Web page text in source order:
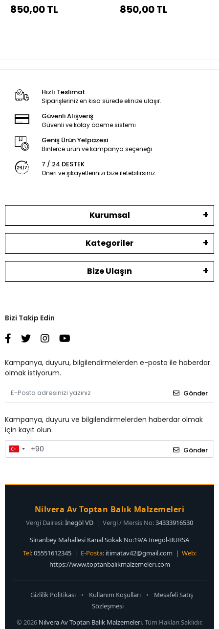
850,00 TL
Beyaz
850,00 TL
Hızlı Teslimat
Siparişleriniz en kısa sürede elinize ulaşır.
Güvenli Alışveriş
Güvenli ve kolay ödeme sistemi
Geniş Ürün Yelpazesi
Binlerce ürün ve kampanya seçeneği
7 / 24 DESTEK
Öneri ve şikayetlerinizi bize iletebilirsiniz.
Kurumsal
Kategoriler
Bize Ulaşın
Bizi Takip Edin
Kampanya, duyuru, bilgilendirmelerden e-posta ile haberdar
olmak istiyorum.
Gönder
Kampanya, duyuru ve bilgilendirmelerden haberdar olmak
için kayıt olun.
Gönder
Nilvera Av Toptan Balık Malzemeleri
Vergi Dairesi:İnegöl VD | Vergi / Mersis No:34333916530
Sinanbey Mahallesi Kanal Sokak No:19/A İnegöl-BURSA
Tel:05551612345 | E-Posta: itimatav42@gmail.com | Web:
https://www.toptanbalikmalzemeleri.com
Gizlilik Politikası • Kullanım Koşulları •
Mesafeli Satış
Sözleşmesi
© 2026 Nilvera Av Toptan Balık Malzemeleri. Tüm Hakları Saklıdır.